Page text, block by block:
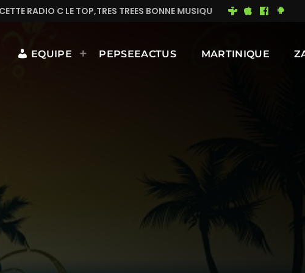
TREES BONNE MUSIQUE EN CONTINUE MIMI DU 93
EQUIPE PEPSEEACTUS MARTINIQUE